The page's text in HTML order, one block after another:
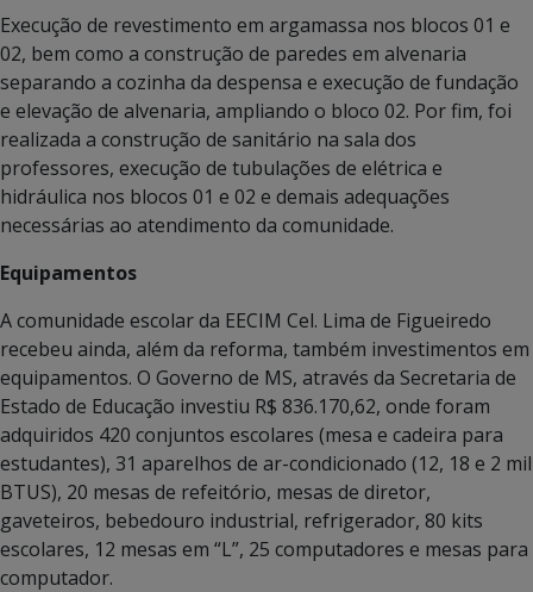
Execução de revestimento em argamassa nos blocos 01 e
02, bem como a construção de paredes em alvenaria
separando a cozinha da despensa e execução de fundação
e elevação de alvenaria, ampliando o bloco 02. Por fim, foi
realizada a construção de sanitário na sala dos
professores, execução de tubulações de elétrica e
hidráulica nos blocos 01 e 02 e demais adequações
necessárias ao atendimento da comunidade.
Equipamentos
A comunidade escolar da EECIM Cel. Lima de Figueiredo
recebeu ainda, além da reforma, também investimentos em
equipamentos. O Governo de MS, através da Secretaria de
Estado de Educação investiu R$ 836.170,62, onde foram
adquiridos 420 conjuntos escolares (mesa e cadeira para
estudantes), 31 aparelhos de ar-condicionado (12, 18 e 2 mil
BTUS), 20 mesas de refeitório, mesas de diretor,
gaveteiros, bebedouro industrial, refrigerador, 80 kits
escolares, 12 mesas em “L”, 25 computadores e mesas para
computador.